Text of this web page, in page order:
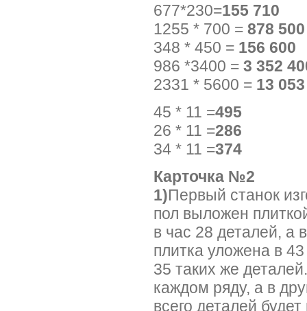
677*230=
1255 * 700 =
348 * 450 =
986 *3400 = 3
2331 * 5600 =
45 * 11 =
26 * 11 =
34 * 11 =
1)Первый
пол выложен
в час 28
плитка уложена в
35 таких же
каждом
всего деталей